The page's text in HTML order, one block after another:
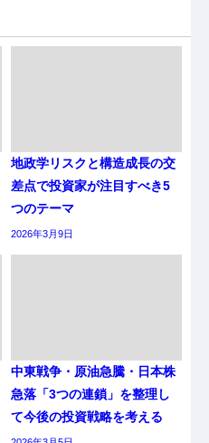
地政学リスクと構造成長の交
差点で投資家が注目すべき5
つのテーマ
2026年3月9日
中東戦争・原油急騰・日本株
急落「3つの連鎖」を整理し
て今後の投資戦略を考える